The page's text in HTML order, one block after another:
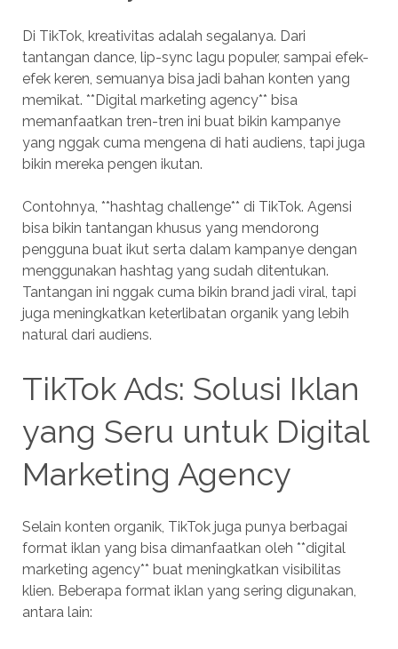
Di TikTok, kreativitas adalah segalanya. Dari
tantangan dance, lip-sync lagu populer, sampai efek-
efek keren, semuanya bisa jadi bahan konten yang
memikat. **Digital marketing agency** bisa
memanfaatkan tren-tren ini buat bikin kampanye
yang nggak cuma mengena di hati audiens, tapi juga
bikin mereka pengen ikutan.
Contohnya, **hashtag challenge** di TikTok. Agensi
bisa bikin tantangan khusus yang mendorong
pengguna buat ikut serta dalam kampanye dengan
menggunakan hashtag yang sudah ditentukan.
Tantangan ini nggak cuma bikin brand jadi viral, tapi
juga meningkatkan keterlibatan organik yang lebih
natural dari audiens.
TikTok Ads: Solusi Iklan
yang Seru untuk Digital
Marketing Agency
Selain konten organik, TikTok juga punya berbagai
format iklan yang bisa dimanfaatkan oleh **digital
marketing agency** buat meningkatkan visibilitas
klien. Beberapa format iklan yang sering digunakan,
antara lain: